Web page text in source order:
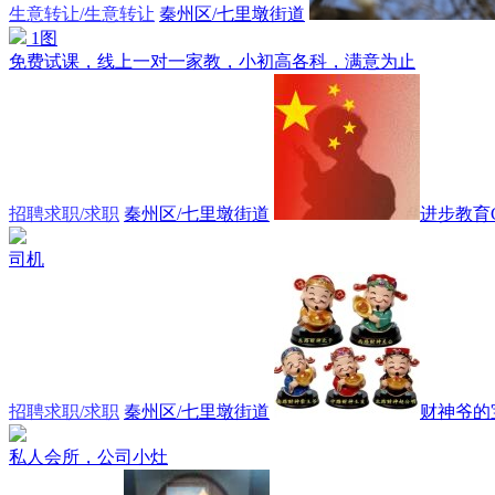
生意转让/生意转让 秦州区/七里墩街道
1图
免费试课，线上一对一家教，小初高各科，满意为止
招聘求职/求职 秦州区/七里墩街道 进步教育
司机
招聘求职/求职 秦州区/七里墩街道 财神爷的
私人会所，公司小灶